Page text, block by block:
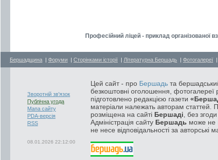
Професійний ліцей - приклад організованої
Бершадщина | Форуми | Сторінками історії | Літературна Бершадь | Фотогалереї
Зворотній зв'язок
Публічна угода
Мапа сайту
PDA-версія
RSS
08.01.2026 22:12:00
Цей сайт - про Бершадь та
безкоштовні оголошення, фотогалереї
підготовлено редакцією газети
матеріали належать авторам статтей.
розміщена на сайті Бершаді , без
Адміністрація сайту Бершадь може не
не несе відповідальності за авторські